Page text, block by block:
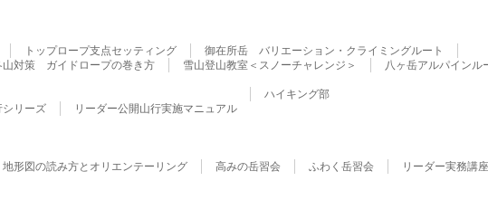
トップロープ支点セッティング
御在所岳 バリエーション・クライミングルート
山対策 ガイドロープの巻き方 雪山登山教室＜スノーチャレンジ＞
八ヶ岳アルパインル
シリーズ リーダー公開山行実施マニュアル
ハイキング部
地形図の読み方とオリエンテーリング 高みの岳習会 ふわく岳習会
リーダー実務講座